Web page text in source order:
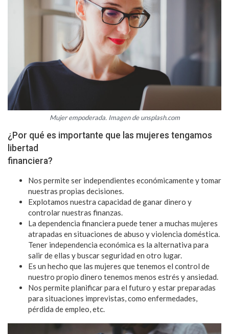
Mujer empoderada. Imagen de unsplash.com
¿Por qué es importante que las mujeres tengamos
libertad
financiera?
Nos permite ser independientes económicamente y tomar
nuestras propias decisiones.
Explotamos nuestra capacidad de ganar dinero y
controlar nuestras finanzas.
La dependencia financiera puede tener a muchas mujeres
atrapadas en situaciones de abuso y violencia doméstica.
Tener independencia económica es la alternativa para
salir de ellas y buscar seguridad en otro lugar.
Es un hecho que las mujeres que tenemos el control de
nuestro propio dinero tenemos menos estrés y ansiedad.
Nos permite planificar para el futuro y estar preparadas
para situaciones imprevistas, como enfermedades,
pérdida de empleo, etc.